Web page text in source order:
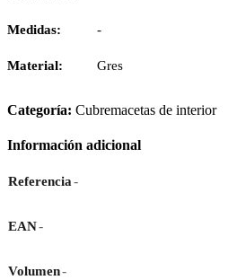
Medidas: -
Material: Gres
Categoría: Cubremacetas de interior
Información adicional
Referencia-
EAN-
Volumen-